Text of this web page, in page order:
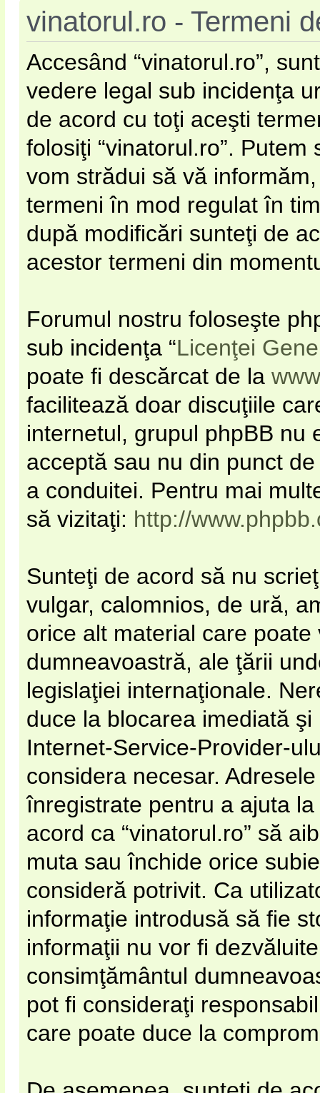
vinatorul.ro - Termeni
Accesând “vinatorul.ro”,
vedere legal sub incidenţa
de acord cu toţi aceşti
folosiţi “vinatorul.ro”.
vom strădui să vă
termeni în mod regulat în
după modificări sunteţi de
acestor termeni din
Forumul nostru foloseşte
sub incidenţa “Licenţei
poate fi descărcat de la
facilitează doar discuţiile
internetul, grupul phpBB nu
acceptă sau nu din punct
a conduitei. Pentru mai
să vizitaţi: http://
Sunteţi de acord să nu
vulgar, calomnios, de ură,
orice alt material care
dumneavoastră, ale ţării
legislaţiei internaţionale.
duce la blocarea imediată
Internet-Service-Provider-
considera necesar.
înregistrate pentru a ajuta
acord ca “vinatorul.ro” să
muta sau închide orice
consideră potrivit. Ca
informaţie introdusă să fie
informaţii nu vor fi
consimţământul
pot fi consideraţi
care poate duce la